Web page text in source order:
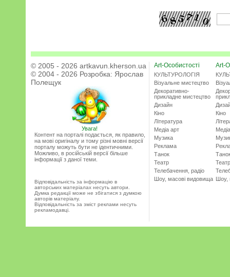
© 2005 - 2026 artkavun.kherson.ua
© 2004 - 2026 Розробка: Ярослав
Полещук
Увага!
Контент на порталі подається, як правило,
на мові оригіналу и тому різні мовні версії
порталу можуть бути не ідентичними.
Можливо, в російській версії більше
інформації з даної теми.
Відповідальність за інформацію в
авторських матеріалах несуть автори.
Думка редакції може не збігатися з думкою
авторів матеріалу.
Відповідальність за зміст реклами несуть
рекламодавці.
Art-Особистості
КУЛЬТУРОЛОГІЯ
Візуальне мистецтво
Декоративно-
прикладне мистецтво
Дизайн
Кіно
Література
Медіа арт
Музика
Реклама
Танок
Театр
Телебачення, радіо
Шоу, масові видовища
Art-
Кіно
Театр
Шоу,